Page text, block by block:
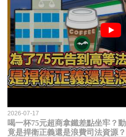
2026-07-17
喝一杯75元超商拿鐵差點坐牢？
竟是捍衛正義還是浪費司法資源？